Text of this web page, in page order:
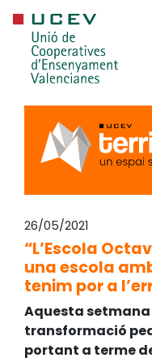
26/05/2021
“L’Escola
una escola
tenim por a
Aquesta
transformació
portant a terme